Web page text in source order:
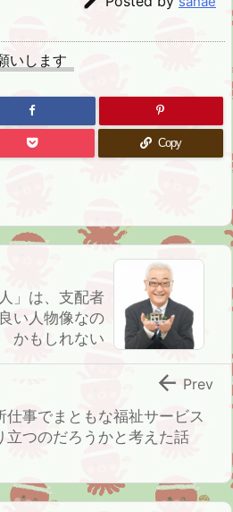
いします
Copy
」は、支配者
い人物像なの
かもしれない
仕事でまともな福祉サービス
立つのだろうかと考えた話
 Prev